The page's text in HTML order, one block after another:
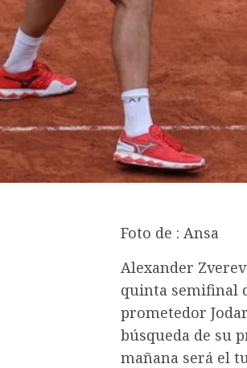
Foto de : Ansa
Alexander
quinta semifinal
prometedor
búsqueda de su
mañana será el